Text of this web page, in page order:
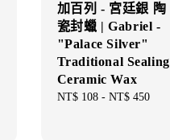
加百列 - 宮廷銀 陶
瓷封蠟 | Gabriel -
"Palace Silver"
Traditional Sealing
Ceramic Wax
Regular
NT$ 108- NT$ 450